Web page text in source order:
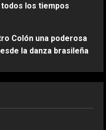
los tiempos
Colón una poderosa
la danza brasileña
Martín a Márquez y